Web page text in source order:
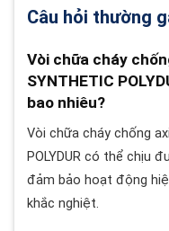
Câu hỏi thường
Vòi chữa cháy
SYNTHETIC
bao nhiêu?
Vòi chữa cháy chống
POLYDUR có thể chịu
đảm bảo hoạt động
khắc nghiệt.